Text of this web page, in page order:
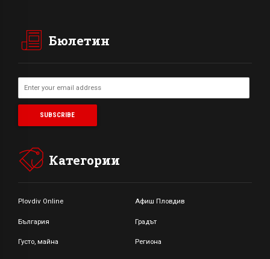
Бюлетин
Категории
Plovdiv Online Афиш Пловдив
България Градът
Густо, майна Региона